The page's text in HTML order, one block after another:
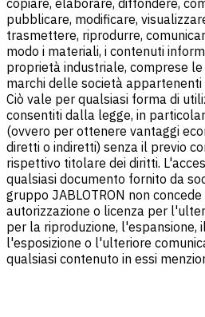
pubblicare, modificare,
trasmettere, riprodurre,
modo i materiali, i contenuti
proprietà industriale, comprese le
marchi delle società appartenenti
Ciò vale per qualsiasi forma di
consentiti dalla legge, in
(ovvero per ottenere vantaggi
diretti o indiretti) senza il previo
rispettivo titolare dei diritti.
qualsiasi documento fornito da
gruppo JABLOTRON non
autorizzazione o licenza per
per la riproduzione, l'espansione,
l'esposizione o l'ulteriore
qualsiasi contenuto in essi